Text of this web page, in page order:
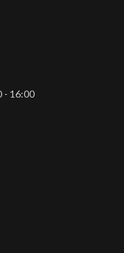
- 16:00